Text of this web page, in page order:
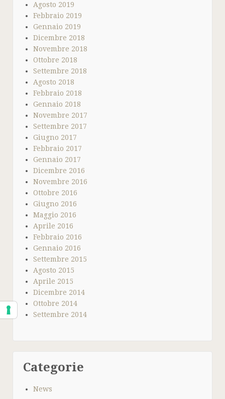
Agosto 2019
Febbraio 2019
Gennaio 2019
Dicembre 2018
Novembre 2018
Ottobre 2018
Settembre 2018
Agosto 2018
Febbraio 2018
Gennaio 2018
Novembre 2017
Settembre 2017
Giugno 2017
Febbraio 2017
Gennaio 2017
Dicembre 2016
Novembre 2016
Ottobre 2016
Giugno 2016
Maggio 2016
Aprile 2016
Febbraio 2016
Gennaio 2016
Settembre 2015
Agosto 2015
Aprile 2015
Dicembre 2014
Ottobre 2014
Settembre 2014
Categorie
News